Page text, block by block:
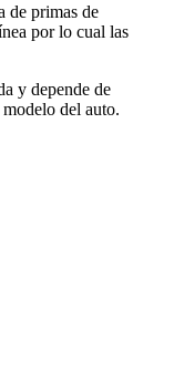
de primas de
por lo cual las
y depende de
del auto.